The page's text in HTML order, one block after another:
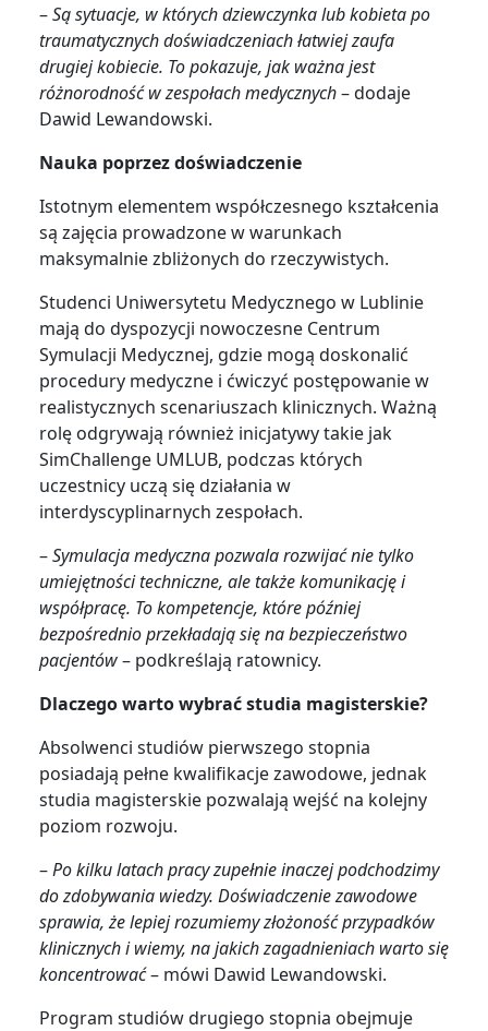
–Są sytuacje, w których dziewczynka lub kobieta po
traumatycznych doświadczeniach łatwiej zaufa
drugiej kobiecie. To pokazuje, jak ważna jest
różnorodność w zespołach medycznych– dodaje
Dawid Lewandowski.
Nauka poprzez doświadczenie
Istotnym elementem współczesnego kształcenia
są zajęcia prowadzone w warunkach
maksymalnie zbliżonych do rzeczywistych.
Studenci Uniwersytetu Medycznego w Lublinie
mają do dyspozycji nowoczesne Centrum
Symulacji Medycznej, gdzie mogą doskonalić
procedury medyczne i ćwiczyć postępowanie w
realistycznych scenariuszach klinicznych. Ważną
rolę odgrywają również inicjatywy takie jak
SimChallenge UMLUB, podczas których
uczestnicy uczą się działania w
interdyscyplinarnych zespołach.
–Symulacja medyczna pozwala rozwijać nie tylko
umiejętności techniczne, ale także komunikację i
współpracę. To kompetencje, które później
bezpośrednio przekładają się na bezpieczeństwo
pacjentów– podkreślają ratownicy.
Dlaczego warto wybrać studia magisterskie?
Absolwenci studiów pierwszego stopnia
posiadają pełne kwalifikacje zawodowe, jednak
studia magisterskie pozwalają wejść na kolejny
poziom rozwoju.
–Po kilku latach pracy zupełnie inaczej podchodzimy
do zdobywania wiedzy. Doświadczenie zawodowe
sprawia, że lepiej rozumiemy złożoność przypadków
klinicznych i wiemy, na jakich zagadnieniach warto się
koncentrować– mówi Dawid Lewandowski.
Program studiów drugiego stopnia obejmuje